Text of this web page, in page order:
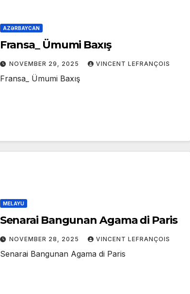
AZƏRBAYCAN
Fransa_ Ümumi Baxış
NOVEMBER 29, 2025 VINCENT LEFRANÇOIS
Fransa_ Ümumi Baxış
MELAYU
Senarai Bangunan Agama di Paris
NOVEMBER 28, 2025 VINCENT LEFRANÇOIS
Senarai Bangunan Agama di Paris